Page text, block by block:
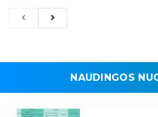
NAUDINGOS